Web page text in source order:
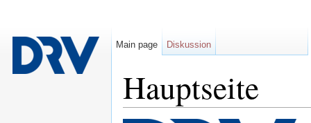
Hauptseite
Main page Diskussion